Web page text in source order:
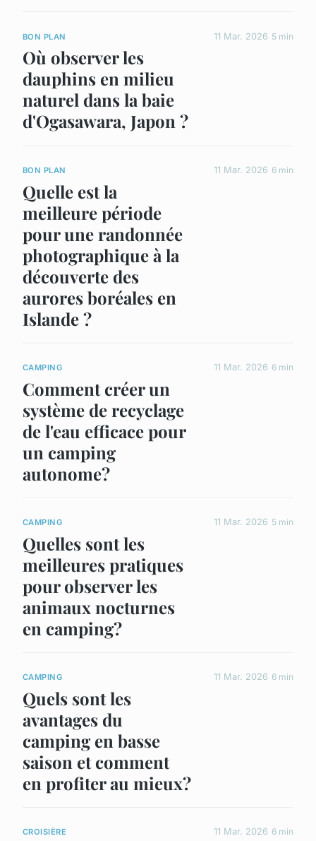
BON PLAN
Où observer les
dauphins en milieu
naturel dans la baie
d'Ogasawara, Japon ?
11 Mar. 2026 5 min
BON PLAN
Quelle est la
meilleure période
pour une randonnée
photographique à la
découverte des
aurores boréales en
Islande ?
11 Mar. 2026 6 min
CAMPING
Comment créer un
système de recyclage
de l'eau efficace pour
un camping
autonome?
11 Mar. 2026 6 min
CAMPING
Quelles sont les
meilleures pratiques
pour observer les
animaux nocturnes
en camping?
11 Mar. 2026 5 min
CAMPING
Quels sont les
avantages du
camping en basse
saison et comment
en profiter au mieux?
11 Mar. 2026 6 min
CROISIÈRE 11 Mar. 2026 6 min